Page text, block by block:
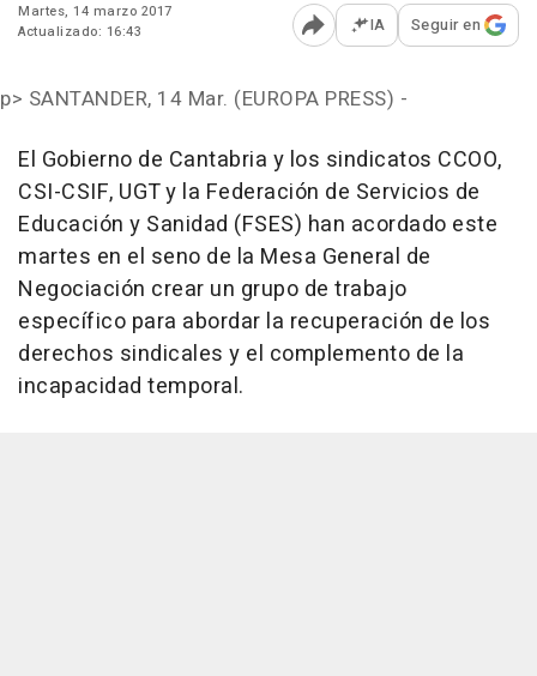
Martes, 14 marzo 2017
Actualizado: 16:43
Abrir opciones para
IA Seguir en
p> SANTANDER, 14 Mar. (EUROPA PRESS) -
El Gobierno de Cantabria y los sindicatos CCOO,
CSI-CSIF, UGT y la Federación de Servicios de
Educación y Sanidad (FSES) han acordado este
martes en el seno de la Mesa General de
Negociación crear un grupo de trabajo
específico para abordar la recuperación de los
derechos sindicales y el complemento de la
incapacidad temporal.